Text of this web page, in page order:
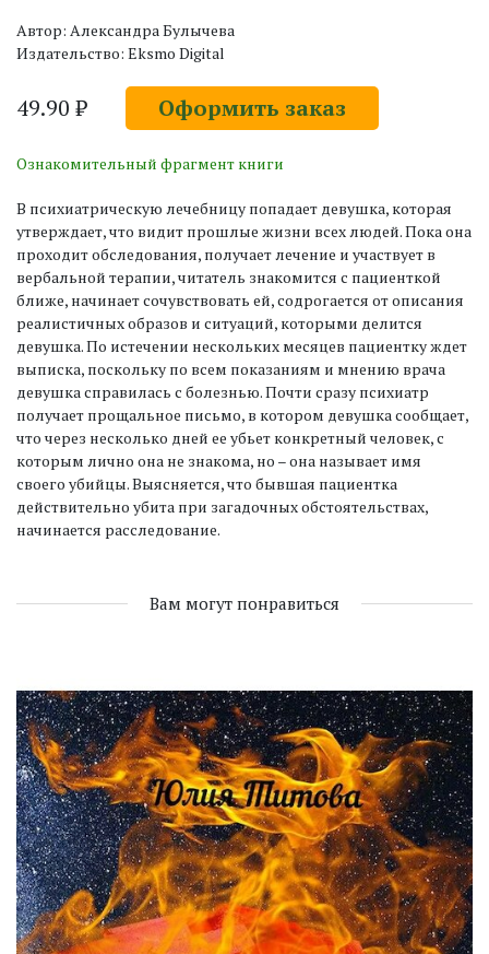
Автор: Александра Булычева
Издательство: Eksmo Digital
49.90 ₽ Оформить заказ
Ознакомительный фрагмент книги
В психиатрическую лечебницу попадает девушка, которая
утверждает, что видит прошлые жизни всех людей. Пока она
проходит обследования, получает лечение и участвует в
вербальной терапии, читатель знакомится с пациенткой
ближе, начинает сочувствовать ей, содрогается от описания
реалистичных образов и ситуаций, которыми делится
девушка. По истечении нескольких месяцев пациентку ждет
выписка, поскольку по всем показаниям и мнению врача
девушка справилась с болезнью. Почти сразу психиатр
получает прощальное письмо, в котором девушка сообщает,
что через несколько дней ее убьет конкретный человек, с
которым лично она не знакома, но – она называет имя
своего убийцы. Выясняется, что бывшая пациентка
действительно убита при загадочных обстоятельствах,
начинается расследование.
Вам могут понравиться